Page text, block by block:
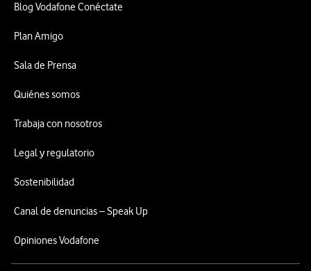
Blog Vodafone Conéctate
Plan Amigo
Sala de Prensa
Quiénes somos
Trabaja con nosotros
Legal y regulatorio
Sostenibilidad
Canal de denuncias – Speak Up
Opiniones Vodafone